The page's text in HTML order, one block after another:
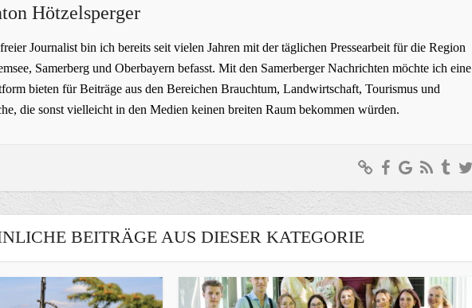
Hötzelsperger
Journalist bin ich bereits seit vielen Jahren mit der täglichen Pressearbeit für die Region
Samerberg und Oberbayern befasst. Mit den Samerberger Nachrichten möchte ich eine
bieten für Beiträge aus den Bereichen Brauchtum, Landwirtschaft, Tourismus und
die sonst vielleicht in den Medien keinen breiten Raum bekommen würden.
BEITRÄGE AUS DIESER KATEGORIE